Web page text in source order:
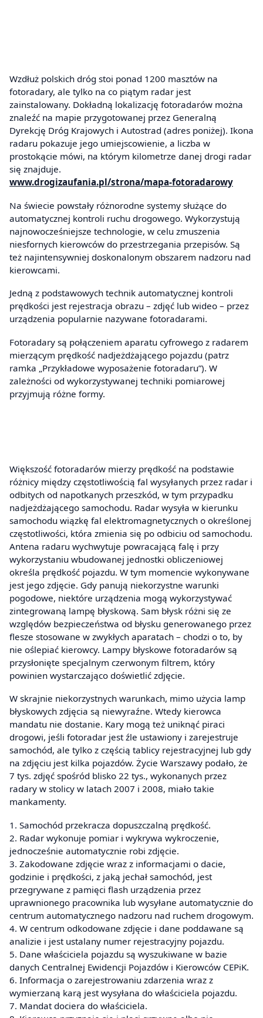
Wzdłuż polskich dróg stoi ponad 1200 masztów na
fotoradary, ale tylko na co piątym radar jest
zainstalowany. Dokładną lokalizację fotoradarów można
znaleźć na mapie przygotowanej przez Generalną
Dyrekcję Dróg Krajowych i Autostrad (adres poniżej). Ikona
radaru pokazuje jego umiejscowienie, a liczba w
prostokącie mówi, na którym kilometrze danej drogi radar
się znajduje.
www.drogizaufania.pl/strona/mapa-fotoradarowy
Na świecie powstały różnorodne systemy służące do
automatycznej kontroli ruchu drogowego. Wykorzystują
najnowocześniejsze technologie, w celu zmuszenia
niesfornych kierowców do przestrzegania przepisów. Są
też najintensywniej doskonalonym obszarem nadzoru nad
kierowcami.
Jedną z podstawowych technik automatycznej kontroli
prędkości jest rejestracja obrazu – zdjęć lub wideo – przez
urządzenia popularnie nazywane fotoradarami.
Fotoradary są połączeniem aparatu cyfrowego z radarem
mierzącym prędkość nadjeżdżającego pojazdu (patrz
ramka „Przykładowe wyposażenie fotoradaru”). W
zależności od wykorzystywanej techniki pomiarowej
przyjmują różne formy.
Większość fotoradarów mierzy prędkość na podstawie
różnicy między częstotliwością fal wysyłanych przez radar i
odbitych od napotkanych przeszkód, w tym przypadku
nadjeżdżającego samochodu. Radar wysyła w kierunku
samochodu wiązkę fal elektromagnetycznych o określonej
częstotliwości, która zmienia się po odbiciu od samochodu.
Antena radaru wychwytuje powracającą falę i przy
wykorzystaniu wbudowanej jednostki obliczeniowej
określa prędkość pojazdu. W tym momencie wykonywane
jest jego zdjęcie. Gdy panują niekorzystne warunki
pogodowe, niektóre urządzenia mogą wykorzystywać
zintegrowaną lampę błyskową. Sam błysk różni się ze
względów bezpieczeństwa od błysku generowanego przez
flesze stosowane w zwykłych aparatach – chodzi o to, by
nie oślepiać kierowcy. Lampy błyskowe fotoradarów są
przysłonięte specjalnym czerwonym filtrem, który
powinien wystarczająco doświetlić zdjęcie.
W skrajnie niekorzystnych warunkach, mimo użycia lamp
błyskowych zdjęcia są niewyraźne. Wtedy kierowca
mandatu nie dostanie. Kary mogą też uniknąć piraci
drogowi, jeśli fotoradar jest źle ustawiony i zarejestruje
samochód, ale tylko z częścią tablicy rejestracyjnej lub gdy
na zdjęciu jest kilka pojazdów. Życie Warszawy podało, że
7 tys. zdjęć spośród blisko 22 tys., wykonanych przez
radary w stolicy w latach 2007 i 2008, miało takie
mankamenty.
1. Samochód przekracza dopuszczalną prędkość.
2. Radar wykonuje pomiar i wykrywa wykroczenie,
jednocześnie automatycznie robi zdjęcie.
3. Zakodowane zdjęcie wraz z informacjami o dacie,
godzinie i prędkości, z jaką jechał samochód, jest
przegrywane z pamięci flash urządzenia przez
uprawnionego pracownika lub wysyłane automatycznie do
centrum automatycznego nadzoru nad ruchem drogowym.
4. W centrum odkodowane zdjęcie i dane poddawane są
analizie i jest ustalany numer rejestracyjny pojazdu.
5. Dane właściciela pojazdu są wyszukiwane w bazie
danych Centralnej Ewidencji Pojazdów i Kierowców CEPiK.
6. Informacja o zarejestrowaniu zdarzenia wraz z
wymierzaną karą jest wysyłana do właściciela pojazdu.
7. Mandat dociera do właściciela.